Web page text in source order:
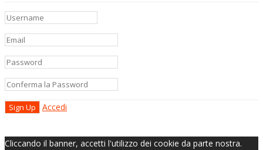
Accedi
Cliccando il banner, accetti l'utilizzo dei cookie da parte nostra.